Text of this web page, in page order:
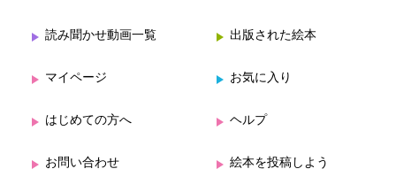
読み聞かせ動画一覧 出版された絵本
マイページ お気に入り
はじめての方へ ヘルプ
お問い合わせ 絵本を投稿しよう